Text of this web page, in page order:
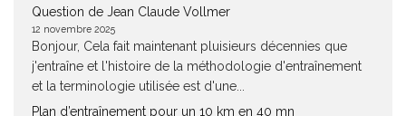
Question de Jean Claude Vollmer
12 novembre 2025
Bonjour, Cela fait maintenant pluisieurs décennies que
j'entraîne et l'histoire de la méthodologie d'entraînement
et la terminologie utilisée est d'une...
Plan d’entraînement pour un 10 km en 40 mn